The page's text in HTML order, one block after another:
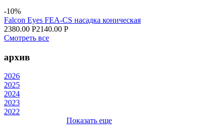
-10%
Falcon Eyes FEA-CS насадка коническая
2380.00 Р2140.00 Р
Смотреть все
архив
2026
2025
2024
2023
2022
Показать еще